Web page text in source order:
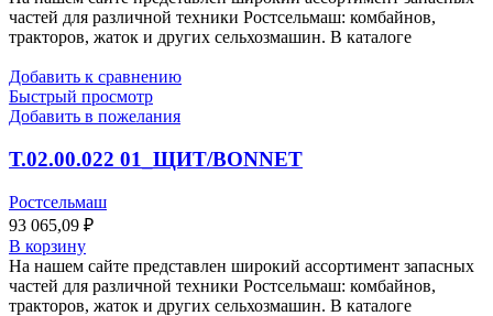
частей для различной техники Ростсельмаш: комбайнов,
тракторов, жаток и других сельхозмашин. В каталоге
Добавить к сравнению
Быстрый просмотр
Добавить в пожелания
Т.02.00.022 01_ЩИТ/BONNET
Ростсельмаш
93 065,09 ₽
В корзину
На нашем сайте представлен широкий ассортимент запасных
частей для различной техники Ростсельмаш: комбайнов,
тракторов, жаток и других сельхозмашин. В каталоге